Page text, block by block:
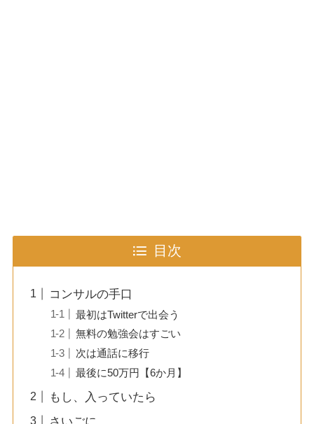
目次
コンサルの手口
最初はTwitterで出会う
無料の勉強会はすごい
次は通話に移行
最後に50万円【6か月】
もし、入っていたら